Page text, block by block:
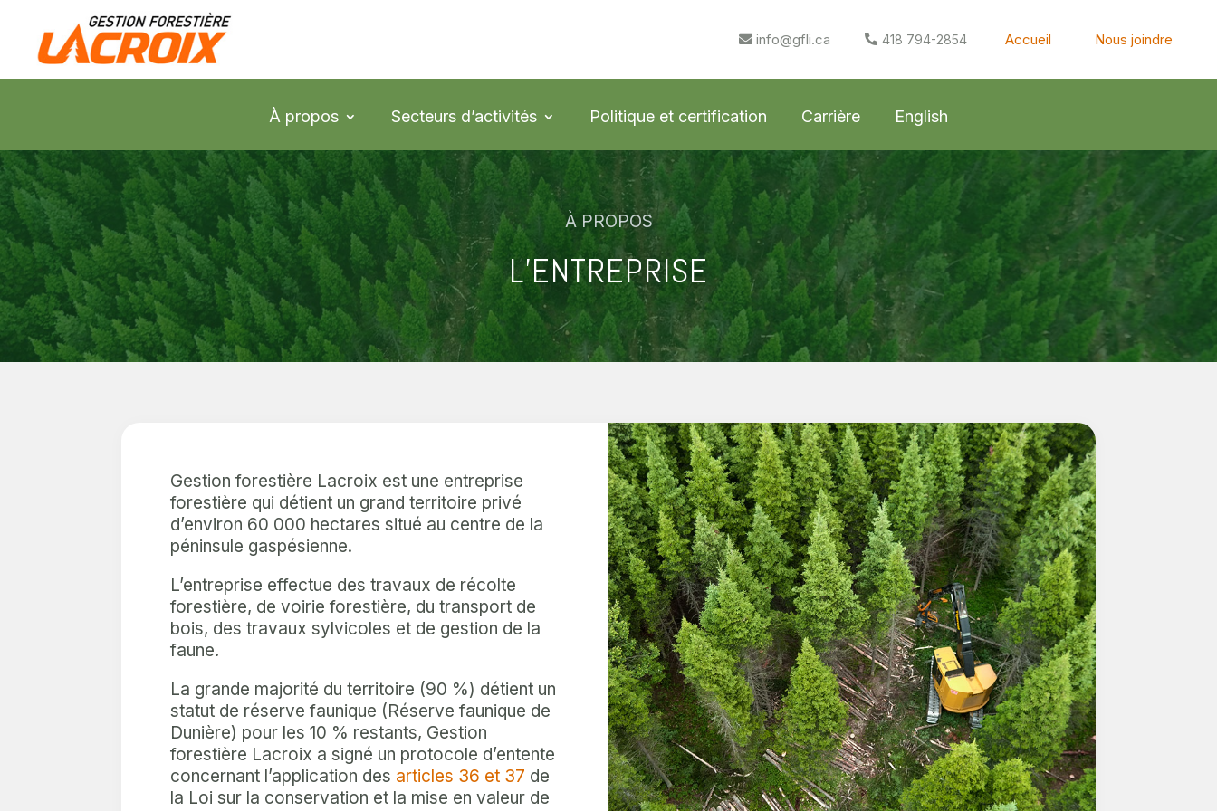
info@gfli.ca 418 794-2854 Accueil Nous joindre
À propos Secteurs d’activités Politique et certification Carrière English
À PROPOS
L’ENTREPRISE
Gestion forestière Lacroix est une entreprise
forestière qui détient un grand territoire privé
d’environ 60 000 hectares situé au centre de la
péninsule gaspésienne.
L’entreprise effectue des travaux de récolte
forestière, de voirie forestière, du transport de
bois, des travaux sylvicoles et de gestion de la
faune.
La grande majorité du territoire (90 %) détient un
statut de réserve faunique (Réserve faunique de
Dunière) pour les 10 % restants, Gestion
forestière Lacroix a signé un protocole d’entente
concernant l’application des articles 36 et 37 de
la Loi sur la conservation et la mise en valeur de